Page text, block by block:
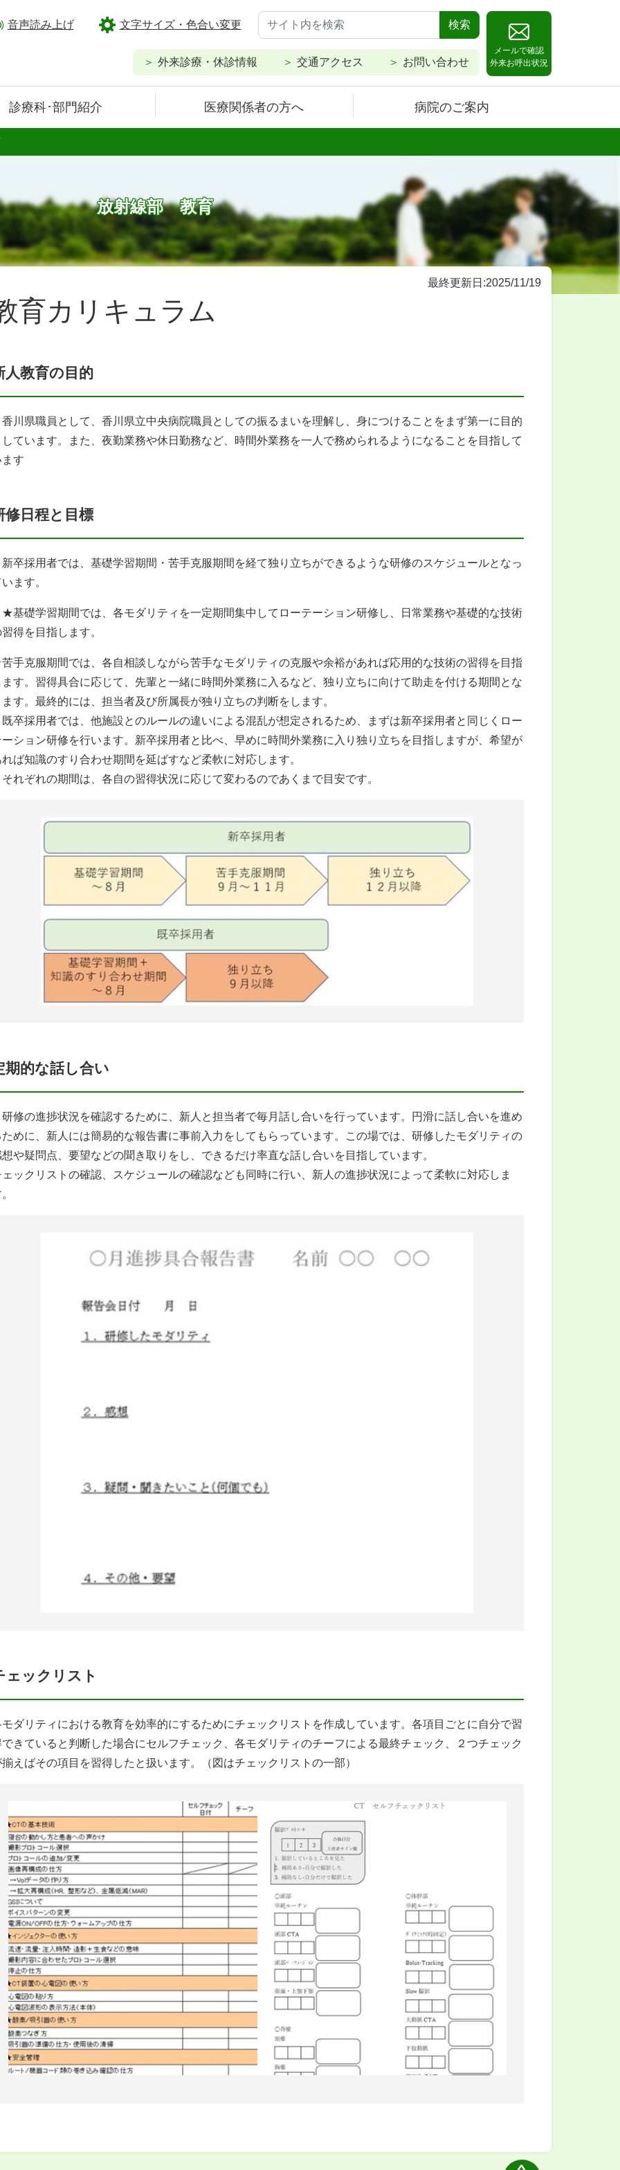
音声読み上げ 文字サイズ・色合い変更 検索
外来診療・休診情報 交通アクセス お問い合わせ
メールで確認
外来お呼出状況
診療科･部門紹介 医療関係者の方へ 病院のご案内
放射線部 教育
最終更新日:2025/11/19
育カリキュラム
人教育の目的
川県職員として、香川県立中央病院職員としての振るまいを理解し、身につけることをまず第一に目的
ています。また、夜勤業務や休日勤務など、時間外業務を一人で務められるようになることを目指して
す
修日程と目標
卒採用者では、基礎学習期間・苦手克服期間を経て独り立ちができるような研修のスケジュールとなっ
ます。
礎学習期間では、各モダリティを一定期間集中してローテーション研修し、日常業務や基礎的な技術
得を目指します。
手克服期間では、各自相談しながら苦手なモダリティの克服や余裕があれば応用的な技術の習得を目指
す。習得具合に応じて、先輩と一緒に時間外業務に入るなど、独り立ちに向けて助走を付ける期間とな
す。最終的には、担当者及び所属長が独り立ちの判断をします。
卒採用者では、他施設とのルールの違いによる混乱が想定されるため、まずは新卒採用者と同じくロー
ション研修を行います。新卒採用者と比べ、早めに時間外業務に入り独り立ちを目指しますが、希望が
ば知識のすり合わせ期間を延ばすなど柔軟に対応します。
ぞれの期間は、各自の習得状況に応じて変わるのであくまで目安です。
期的な話し合い
修の進捗状況を確認するために、新人と担当者で毎月話し合いを行っています。円滑に話し合いを進め
めに、新人には簡易的な報告書に事前入力をしてもらっています。この場では、研修したモダリティの
や疑問点、要望などの聞き取りをし、できるだけ率直な話し合いを目指しています。
ックリストの確認、スケジュールの確認なども同時に行い、新人の進捗状況によって柔軟に対応しま
ェックリスト
ダリティにおける教育を効率的にするためにチェックリストを作成しています。各項目ごとに自分で習
きていると判断した場合にセルフチェック、各モダリティのチーフによる最終チェック、２つチェック
えばその項目を習得したと扱います。（図はチェックリストの一部）